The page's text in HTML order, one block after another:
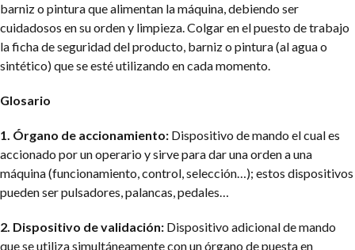
barniz o pintura que alimentan la máquina, debiendo ser
cuidadosos en su orden y limpieza. Colgar en el puesto de trabajo
la ficha de seguridad del producto, barniz o pintura (al agua o
sintético) que se esté utilizando en cada momento.
Glosario
1. Órgano de accionamiento: Dispositivo de mando el cual es
accionado por un operario y sirve para dar una orden a una
máquina (funcionamiento, control, selección…); estos dispositivos
pueden ser pulsadores, palancas, pedales…
2. Dispositivo de validación: Dispositivo adicional de mando
que se utiliza simultáneamente con un órgano de puesta en